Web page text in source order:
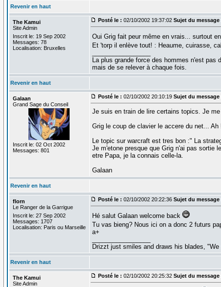
Revenir en haut
The Kamui
Site Admin
Inscrit le: 19 Sep 2002
Messages: 78
Localisation: Bruxelles
Posté le : 02/10/2002 19:37:02 Sujet du message
Oui Grig fait peur même en vrais... surtout
Et 'torp il enlève tout! : Heaume, cuirasse,
La plus grande force des hommes n'est pas
mais de se relever à chaque fois.
Revenir en haut
Galaan
Grand Sage du Conseil
Inscrit le: 02 Oct 2002
Messages: 801
Posté le : 02/10/2002 20:10:19 Sujet du message
Je suis en train de lire certains topics. Je me
Grig le coup de clavier le accere du net... Ah
Le topic sur warcraft est tres bon :" La
Je m'etone presque que Grig n'ai pas sortie
etre Papa, je la connais celle-la.
Galaan
Revenir en haut
florn
Le Ranger de la Garrigue
Inscrit le: 27 Sep 2002
Messages: 1707
Localisation: Paris ou Marseille
Posté le : 02/10/2002 20:22:36 Sujet du message
Hé salut Galaan welcome back
Tu vas bieng? Nous ici on a donc 2 futurs
a+
Drizzt just smiles and draws his blades,
Revenir en haut
The Kamui
Site Admin
Posté le : 02/10/2002 20:25:32 Sujet du message